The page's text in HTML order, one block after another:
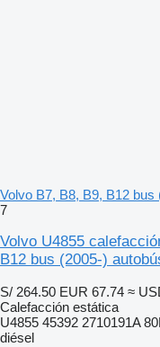
Volvo B7, B8, B9, B12 bus
7
Volvo U4855
B12 bus (2005-)
S/ 264.50 EUR 67.74 ≈
Calefacción estática
U4855 45392 2710191A
diésel